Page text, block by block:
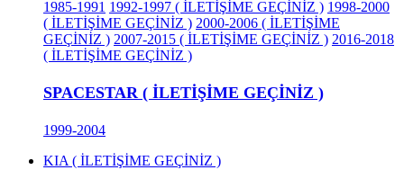
1985-1991 1992-1997 ( İLETİŞİME GEÇİNİZ ) 1998-2000
( İLETİŞİME GEÇİNİZ ) 2000-2006 ( İLETİŞİME
GEÇİNİZ ) 2007-2015 ( İLETİŞİME GEÇİNİZ ) 2016-2018
( İLETİŞİME GEÇİNİZ )
SPACESTAR ( İLETİŞİME GEÇİNİZ )
1999-2004
KIA ( İLETİŞİME GEÇİNİZ )